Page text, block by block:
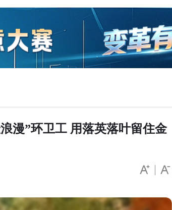
漫”环卫工 用落英落叶留住金